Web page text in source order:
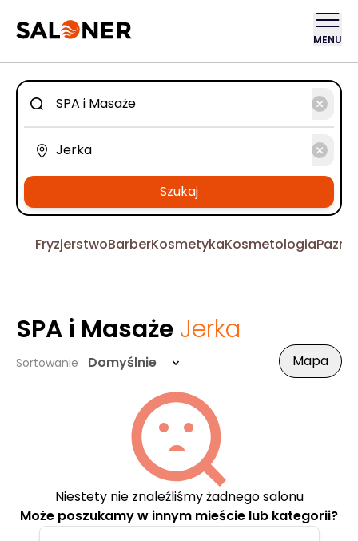
MENU
Szukaj
FryzjerstwoBarberKosmetykaKosmetologia
SPA i Masaże Jerka
Sortowanie Domyślnie Mapa
Niestety nie znaleźliśmy żadnego salonu
Może poszukamy w innym mieście lub kategorii?